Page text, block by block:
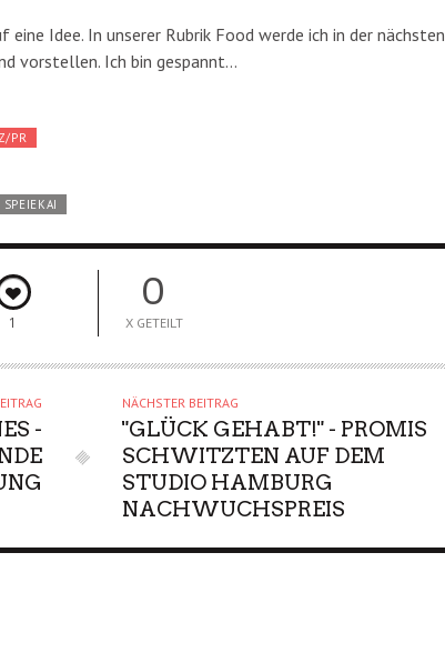
Idee. In unserer Rubrik Food werde ich in der nächsten
vorstellen. Ich bin gespannt…
PR
SPEIEKAI
1
0
X GETEILT
-
NÄCHSTER BEITRAG
"GLÜCK GEHABT!" - PROMIS
SCHWITZTEN AUF DEM
STUDIO HAMBURG
NACHWUCHSPREIS